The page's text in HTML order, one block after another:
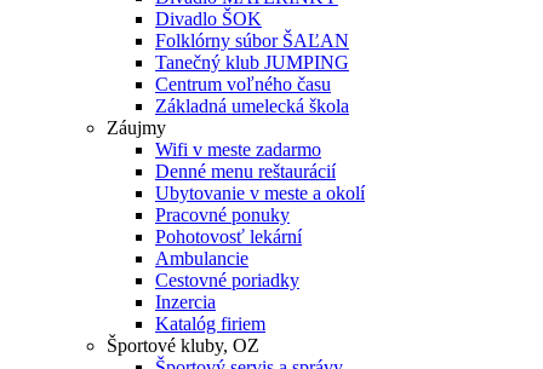
Divadlo ŠOK
Folklórny súbor ŠAĽAN
Tanečný klub JUMPING
Centrum voľného času
Základná umelecká škola
Záujmy
Wifi v meste zadarmo
Denné menu reštaurácií
Ubytovanie v meste a okolí
Pracovné ponuky
Pohotovosť lekární
Ambulancie
Cestovné poriadky
Inzercia
Katalóg firiem
Športové kluby, OZ